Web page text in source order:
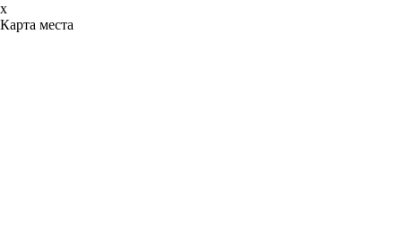
x
Карта места